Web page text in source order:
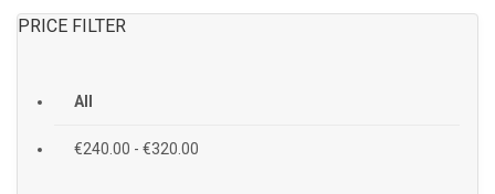
PRICE FILTER
All
€240.00 - €320.00